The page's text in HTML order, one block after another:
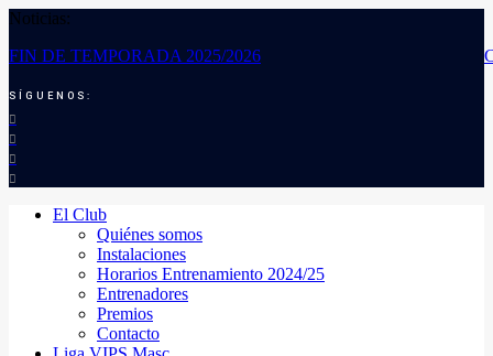
Noticias:
FIN DE TEMPORADA 2025/2026
SÍGUENOS:
El Club
Quiénes somos
Instalaciones
Horarios Entrenamiento 2024/25
Entrenadores
Premios
Contacto